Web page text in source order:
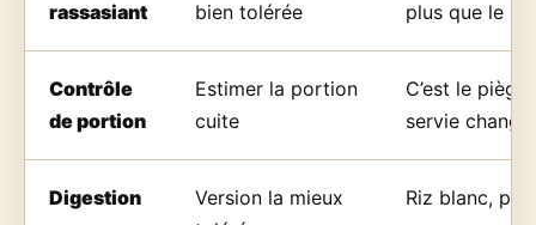
rassasiant
bien tolérée
plus que le
Contrôle
de portion
Estimer la portion
cuite
C’est le
servie
Digestion
Version la mieux
Riz blanc,